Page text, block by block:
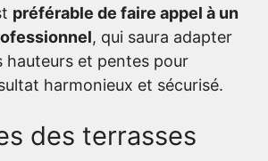
préférable de faire appel à un
, qui saura adapter
hauteurs et pentes pour
harmonieux et sécurisé.
des terrasses